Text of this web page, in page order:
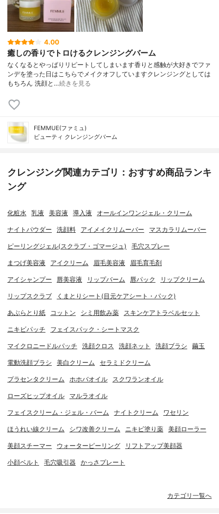
4.00
癒しの香りでトロけるクレンジングバーム
なくなるとやっぱりリピートしてしまいます香りと感触が大好きでファ
ンデを塗った日はこちらでメイクオフしていますクレンジングとしては
もちろん 洗顔と…続きを見る
FEMMUE(ファミュ)
ビューティ クレンジングバーム
クレンジング関連カテゴリ：おすすめ商品ランキ
ング
化粧水 乳液 美容液 導入液 オールインワンジェル・クリーム
ナイトパウダー 洗顔料 アイメイクリムーバー マスカラリムーバー
ピーリングジェル(スクラブ・ゴマージュ) 毛穴スプレー
まつげ美容液 アイクリーム 眉毛美容液 眉毛育毛剤
アイシャンプー 唇美容液 リップバーム 唇パック リップクリーム
リップスクラブ くまとりシート(目元ケアシート・パック)
あぶらとり紙 コットン シミ用飲み薬 スキンケアトラベルセット
ニキビパッチ フェイスパック・シートマスク
マイクロニードルパッチ 洗顔クロス 洗顔ネット 洗顔ブラシ 繭玉
電動洗顔ブラシ 美白クリーム セラミドクリーム
プラセンタクリーム ホホバオイル スクワランオイル
ローズヒップオイル マルラオイル
フェイスクリーム・ジェル・バーム ナイトクリーム ワセリン
ほうれい線クリーム シワ改善クリーム ニキビ塗り薬 美顔ローラー
美顔スチーマー ウォーターピーリング リフトアップ美顔器
小顔ベルト 毛穴吸引器 かっさプレート
カテゴリ一覧へ